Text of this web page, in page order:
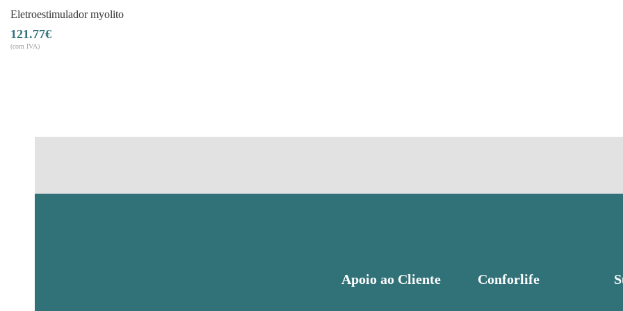
eletroestimulador myolito
121.77€
(com IVA)
Apoio ao Cliente Conforlife